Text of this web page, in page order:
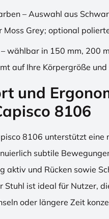
– Auswahl aus
Moss Grey; optional
wählbar in 150 mm, 200
auf Ihre Körpergröße
und
8106
8106 unterstützt eine
subtile
aktiv und Rücken sowie
Stuhl ist ideal für Nutzer,
oder längere Zeit